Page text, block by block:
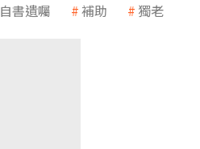
自書遺囑 補助 獨老